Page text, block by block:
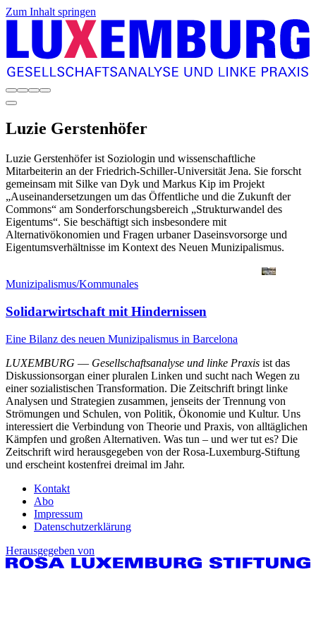
Zum Inhalt springen
Luzie Gerstenhöfer
Luzie Gerstenhöfer ist Soziologin und wissenschaftliche
Mitarbeiterin an der Friedrich-Schiller-Universität Jena. Sie forscht
gemeinsam mit Silke van Dyk und Markus Kip im Projekt
„Auseinandersetzungen um das Öffentliche und die Zukunft der
Commons“ am Sonderforschungsbereich „Strukturwandel des
Eigentums“. Sie beschäftigt sich insbesondere mit
Alternativökonomien und Fragen urbaner Daseinsvorsorge und
Eigentumsverhältnisse im Kontext des Neuen Munizipalismus.
Munizipalismus/Kommunales
Solidarwirtschaft mit Hindernissen
Eine Bilanz des neuen Munizipalismus in Barcelona
LUXEMBURG — Gesellschaftsanalyse und linke Praxis ist das
Diskussionsorgan einer pluralen Linken und sucht nach Wegen zu
einer sozialistischen Transformation. Die Zeitschrift bringt linke
Analysen und Strategien zusammen, jenseits der Trennung von
Strömungen und Schulen, von Politik, Ökonomie und Kultur. Uns
interessiert die Verbindung von Theorie und Praxis, von alltäglichen
Kämpfen und großen Alternativen. Was tun – und wer tut es? Die
Zeitschrift wird herausgegeben von der Rosa-Luxemburg-Stiftung
und erscheint kostenfrei dreimal im Jahr.
Kontakt
Abo
Impressum
Datenschutzerklärung
Herausgegeben von